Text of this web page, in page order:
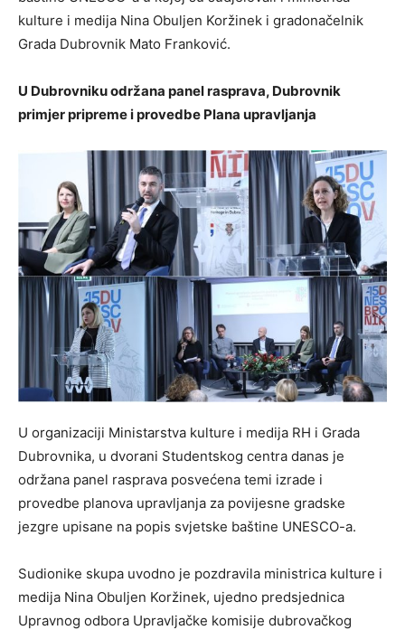
kulture i medija Nina Obuljen Koržinek i gradonačelnik
Grada Dubrovnik Mato Franković.
U Dubrovniku održana panel rasprava, Dubrovnik
primjer pripreme i provedbe Plana upravljanja
U organizaciji Ministarstva kulture i medija RH i Grada
Dubrovnika, u dvorani Studentskog centra danas je
održana panel rasprava posvećena temi izrade i
provedbe planova upravljanja za povijesne gradske
jezgre upisane na popis svjetske baštine UNESCO-a.
Sudionike skupa uvodno je pozdravila ministrica kulture i
medija Nina Obuljen Koržinek, ujedno predsjednica
Upravnog odbora Upravljačke komisije dubrovačkog